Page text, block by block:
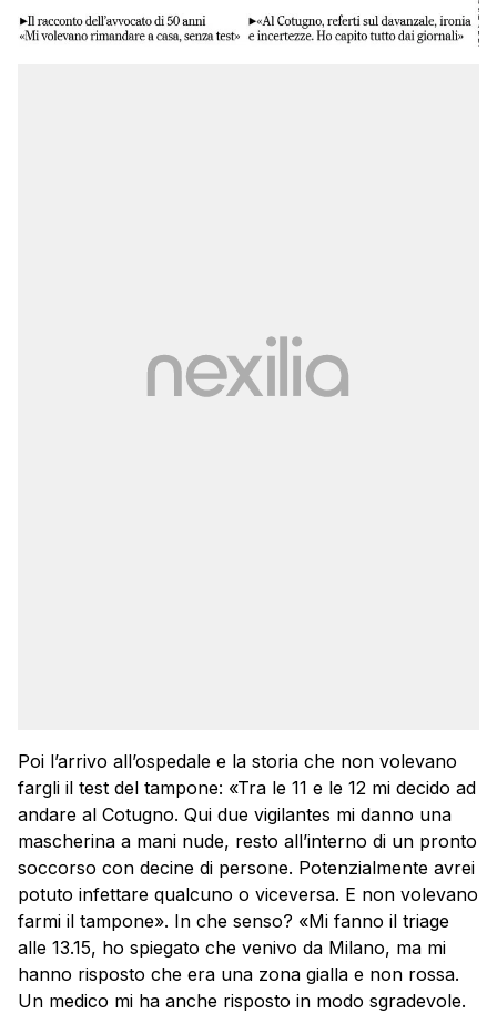
Poi l’arrivo all’ospedale e la storia che non volevano
fargli il test del tampone: «Tra le 11 e le 12 mi decido ad
andare al Cotugno. Qui due vigilantes mi danno una
mascherina a mani nude, resto all’interno di un pronto
soccorso con decine di persone. Potenzialmente avrei
potuto infettare qualcuno o viceversa. E non volevano
farmi il tampone». In che senso? «Mi fanno il triage
alle 13.15, ho spiegato che venivo da Milano, ma mi
hanno risposto che era una zona gialla e non rossa.
Un medico mi ha anche risposto in modo sgradevole.